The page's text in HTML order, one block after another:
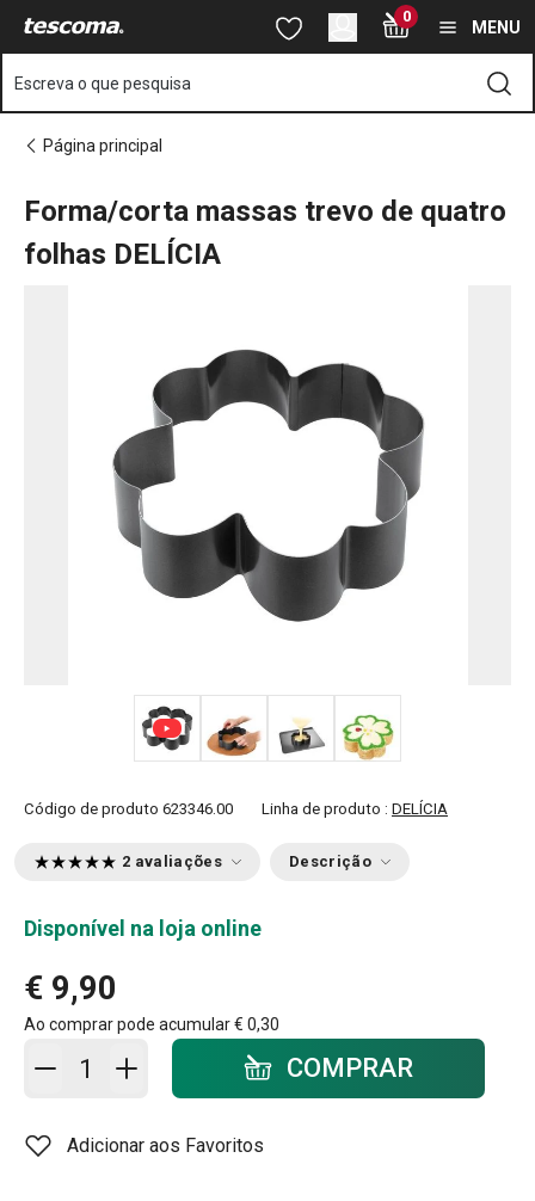
Está na página Forma/corta massas trevo de quatro folhas
Saltar para o conteúdo principal
Saltar para a pesquisa
Saltar para a navegação 0
MENU
Escreva o que pesquisa
Página principal
Forma/corta massas trevo de quatro
folhas DELÍCIA
Código de produto 623346.00 Linha de produto : DELÍCIA
2 avaliações Descrição
Disponível na loja online
€ 9,90
Ao comprar pode acumular€ 0,30
Adicionar ao carrinho - quantidadeCOMPRAR
Adicionar aos Favoritos